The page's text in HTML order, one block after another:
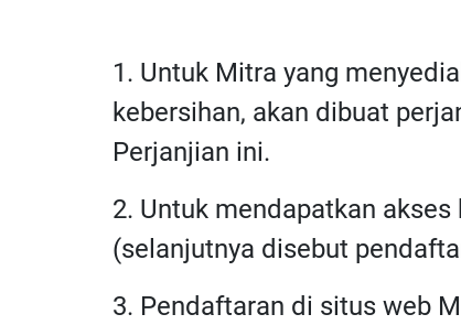
1. Untuk Mitra yang
kebersihan, akan dibuat
Perjanjian ini.
2. Untuk mendapatkan
(selanjutnya disebut
3. Pendaftaran di situs web